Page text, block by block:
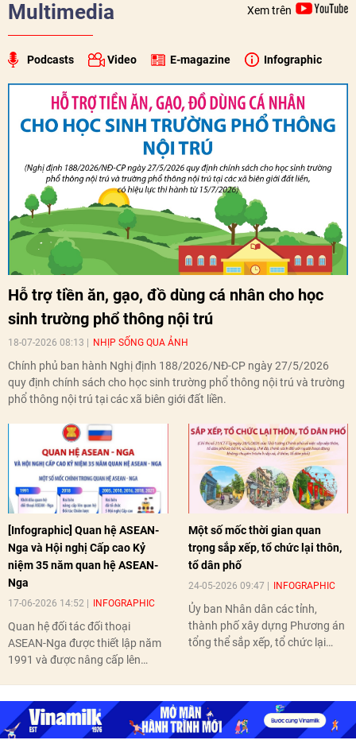
Multimedia Xem trên
Podcasts Video E-magazine Infographic
Hỗ trợ tiền ăn, gạo, đồ dùng cá nhân cho học
sinh trường phổ thông nội trú
18-07-2026 08:13 NHỊP SỐNG QUA ẢNH
Chính phủ ban hành Nghị định 188/2026/NĐ-CP ngày 27/5/2026
quy định chính sách cho học sinh trường phổ thông nội trú và trường
phổ thông nội trú tại các xã biên giới đất liền.
[Infographic] Quan hệ ASEAN-
Nga và Hội nghị Cấp cao Kỷ
niệm 35 năm quan hệ ASEAN-
Nga
17-06-2026 14:52 INFOGRAPHIC
Quan hệ đối tác đối thoại
ASEAN-Nga được thiết lập năm
1991 và được nâng cấp lên
nghị Cấp cao vào các năm 2005,
2010, 2016, 2018, 2021.
Một số mốc thời gian quan
trọng sắp xếp, tổ chức lại thôn,
tổ dân phố
24-05-2026 09:47 INFOGRAPHIC
Ủy ban Nhân dân các tỉnh,
thành phố xây dựng Phương án
tổng thể sắp xếp, tổ chức lại